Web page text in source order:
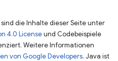
die Inhalte dieser Seite unter
4.0 Licenseund Codebeispiele
Weitere Informationen
von Google Developers. Java ist